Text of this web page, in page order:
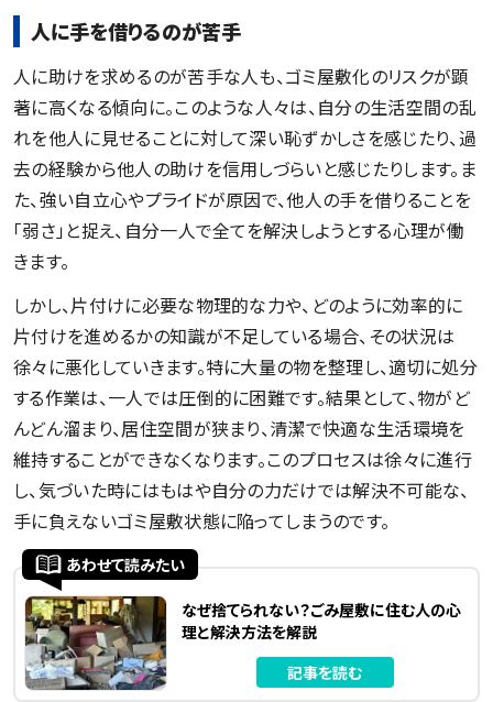
人に手を借りるのが苦手
人に助けを求めるのが苦手な人も、ゴミ屋敷化のリスクが顕
著に高くなる傾向に。このような人々は、自分の生活空間の乱
れを他人に見せることに対して深い恥ずかしさを感じたり、過
去の経験から他人の助けを信用しづらいと感じたりします。ま
た、強い自立心やプライドが原因で、他人の手を借りることを
「弱さ」と捉え、自分一人で全てを解決しようとする心理が働
きます。
しかし、片付けに必要な物理的な力や、どのように効率的に
片付けを進めるかの知識が不足している場合、その状況は
徐々に悪化していきます。特に大量の物を整理し、適切に処分
する作業は、一人では圧倒的に困難です。結果として、物がど
んどん溜まり、居住空間が狭まり、清潔で快適な生活環境を
維持することができなくなります。このプロセスは徐々に進行
し、気づいた時にはもはや自分の力だけでは解決不可能な、
手に負えないゴミ屋敷状態に陥ってしまうのです。
あわせて読みたい
なぜ捨てられない？ごみ屋敷に住む人の心
理と解決方法を解説
記事を読む